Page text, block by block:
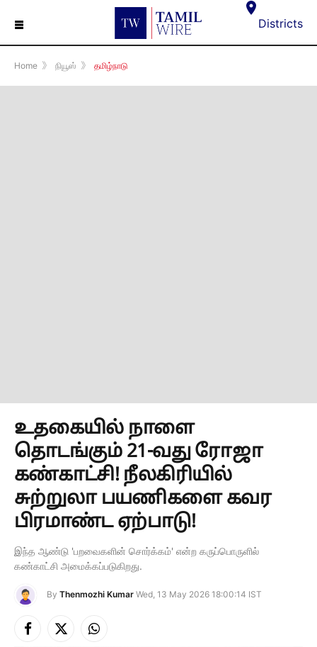
☰ Districts
Home 》 நியூஸ் 》 தமிழ்நாடு
உதகையில் நாளை
தொடங்கும் 21-வது ரோஜா
கண்காட்சி! நீலகிரியில்
சுற்றுலா பயணிகளை கவர
பிரமாண்ட ஏற்பாடு!
இந்த ஆண்டு 'பறவைகளின் சொர்க்கம்' என்ற கருப்பொருளில்
கண்காட்சி அமைக்கப்படுகிறது.
By Thenmozhi Kumar Wed, 13 May 2026 18:00:14 IST
Facebook
X
Instagram